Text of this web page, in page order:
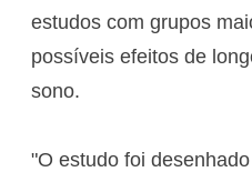
estudos com grupos
possíveis efeitos de
sono.
"O estudo foi